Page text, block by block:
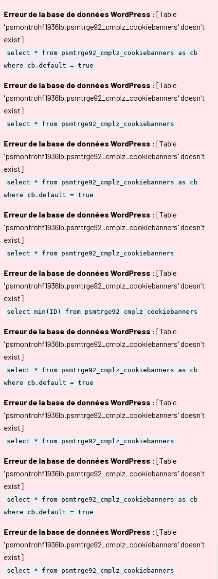
Erreur de la base de données WordPress : [Table
'psmontrohf1936lb.psmtrge92_cmplz_cookiebanners' doesn't
exist]
select * from psmtrge92_cmplz_cookiebanners as cb
where cb.default = true
Erreur de la base de données WordPress : [Table
'psmontrohf1936lb.psmtrge92_cmplz_cookiebanners' doesn't
exist]
select * from psmtrge92_cmplz_cookiebanners
Erreur de la base de données WordPress : [Table
'psmontrohf1936lb.psmtrge92_cmplz_cookiebanners' doesn't
exist]
select * from psmtrge92_cmplz_cookiebanners as cb
where cb.default = true
Erreur de la base de données WordPress : [Table
'psmontrohf1936lb.psmtrge92_cmplz_cookiebanners' doesn't
exist]
select * from psmtrge92_cmplz_cookiebanners
Erreur de la base de données WordPress : [Table
'psmontrohf1936lb.psmtrge92_cmplz_cookiebanners' doesn't
exist]
select min(ID) from psmtrge92_cmplz_cookiebanners
Erreur de la base de données WordPress : [Table
'psmontrohf1936lb.psmtrge92_cmplz_cookiebanners' doesn't
exist]
select * from psmtrge92_cmplz_cookiebanners as cb
where cb.default = true
Erreur de la base de données WordPress : [Table
'psmontrohf1936lb.psmtrge92_cmplz_cookiebanners' doesn't
exist]
select * from psmtrge92_cmplz_cookiebanners
Erreur de la base de données WordPress : [Table
'psmontrohf1936lb.psmtrge92_cmplz_cookiebanners' doesn't
exist]
select * from psmtrge92_cmplz_cookiebanners as cb
where cb.default = true
Erreur de la base de données WordPress : [Table
'psmontrohf1936lb.psmtrge92_cmplz_cookiebanners' doesn't
exist]
select * from psmtrge92_cmplz_cookiebanners